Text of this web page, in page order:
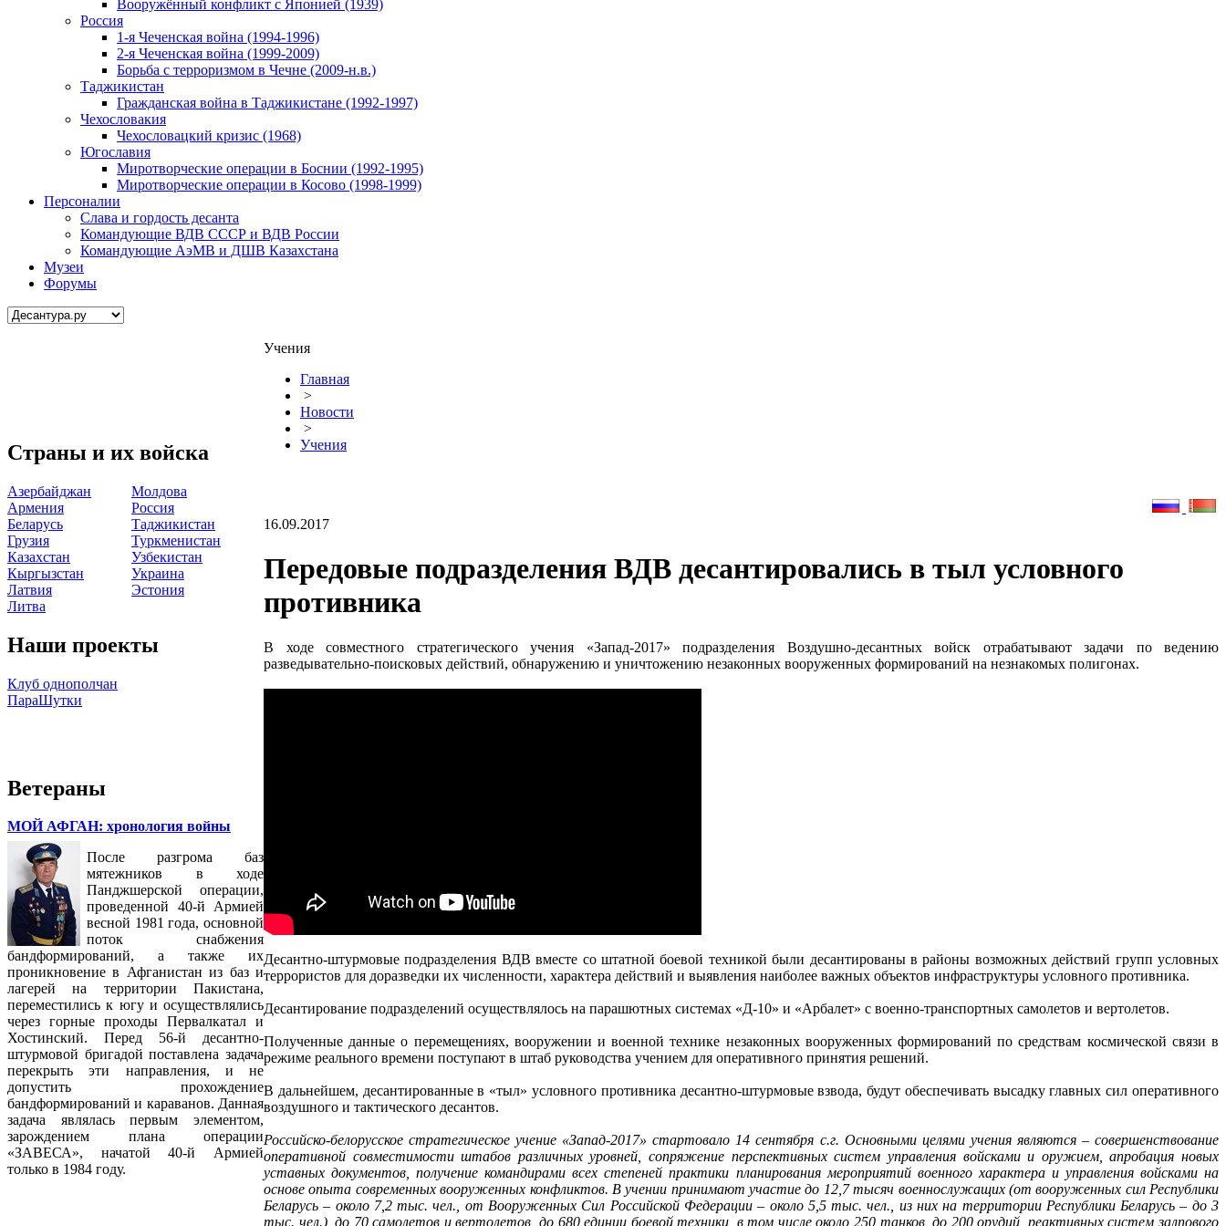
Вооружённый конфликт с Японией (1939)
Россия
1-я Чеченская война (1994-1996)
2-я Чеченская война (1999-2009)
Борьба с терроризмом в Чечне (2009-н.в.)
Таджикистан
Гражданская война в Таджикистане (1992-1997)
Чехословакия
Чехословацкий кризис (1968)
Югославия
Миротворческие операции в Боснии (1992-1995)
Миротворческие операции в Косово (1998-1999)
Персоналии
Слава и гордость десанта
Командующие ВДВ СССР и ВДВ России
Командующие АэМВ и ДШВ Казахстана
Музеи
Форумы
Страны и их войска
Азербайджан
Армения
Беларусь
Грузия
Казахстан
Кыргызстан
Латвия
Литва
Молдова
Россия
Таджикистан
Туркменистан
Узбекистан
Украина
Эстония
Наши проекты
Клуб однополчан
ПараШутки
Ветераны
МОЙ АФГАН: хронология войны
После разгрома баз
мятежников в ходе
Панджшерской операции,
проведенной 40-й Армией
весной 1981 года, основной
поток снабжения
бандформирований, а также их
проникновение в Афганистан из баз и
лагерей на территории Пакистана,
переместились к югу и осуществлялись
через горные проходы Первалкатал и
Хостинский. Перед 56-й десантно-
штурмовой бригадой поставлена задача
перекрыть эти направления, и не
допустить прохождение
бандформирований и караванов. Данная
задача являлась первым элементом,
зарождением плана операции
«ЗАВЕСА», начатой 40-й Армией
только в 1984 году.
Учения
Главная
>
Новости
>
Учения
16.09.2017
Передовые подразделения ВДВ десантировались в тыл условного
противника
В ходе совместного стратегического учения «Запад-2017» подразделения Воздушно-десантных войск отрабатывают задачи по ведению
разведывательно-поисковых действий, обнаружению и уничтожению незаконных вооруженных формирований на незнакомых полигонах.
Десантно-штурмовые подразделения ВДВ вместе со штатной боевой техникой были десантированы в районы возможных действий групп условных
террористов для доразведки их численности, характера действий и выявления наиболее важных объектов инфраструктуры условного противника.
Десантирование подразделений осуществлялось на парашютных системах «Д-10» и «Арбалет» с военно-транспортных самолетов и вертолетов.
Полученные данные о перемещениях, вооружении и военной технике незаконных вооруженных формирований по средствам космической связи в
режиме реального времени поступают в штаб руководства учением для оперативного принятия решений.
В дальнейшем, десантированные в «тыл» условного противника десантно-штурмовые взвода, будут обеспечивать высадку главных сил оперативного
воздушного и тактического десантов.
Российско-белорусское стратегическое учение «Запад-2017» стартовало 14 сентября с.г. Основными целями учения являются – совершенствование
оперативной совместимости штабов различных уровней, сопряжение перспективных систем управления войсками и оружием, апробация новых
уставных документов, получение командирами всех степеней практики планирования мероприятий военного характера и управления войсками на
основе опыта современных вооруженных конфликтов. В учении принимают участие до 12,7 тысяч военнослужащих (от вооруженных сил Республики
Беларусь – около 7,2 тыс. чел., от Вооруженных Сил Российской Федерации – около 5,5 тыс. чел., из них на территории Республики Беларусь – до 3
тыс. чел.), до 70 самолетов и вертолетов, до 680 единиц боевой техники, в том числе около 250 танков, до 200 орудий, реактивных систем залпового